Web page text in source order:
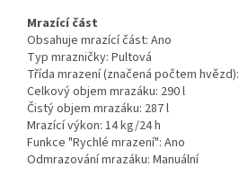
Mrazící část
Obsahuje mrazící část: Ano
Typ mrazničky: Pultová
Třída mrazení (značená počtem hvězd):
Celkový objem mrazáku: 290 l
Čistý objem mrazáku: 287 l
Mrazící výkon: 14 kg/24 h
Funkce "Rychlé mrazení": Ano
Odmrazování mrazáku: Manuální